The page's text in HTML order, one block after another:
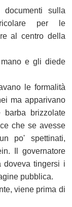
sulla
per le
al centro della
e gli diede
le formalità
ma apparivano
barba brizzolate
che se avesse
po' spettinati,
Il governatore
doveva tingersi i
pubblica.
viene prima di